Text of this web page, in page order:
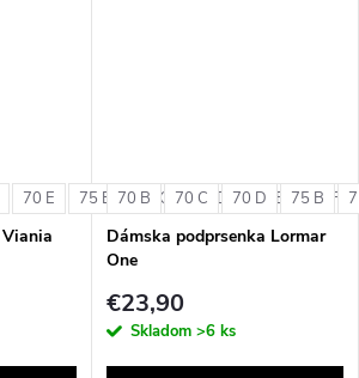
70 E 75 B 75 C 75 D 75 E 75 F
70 B 70 C 70 D 75 B
Dámska podprsenka Lormar
One
€23,90
Skladom >6 ks